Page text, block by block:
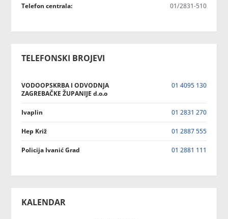
Telefon centrala: 01/2831-510
TELEFONSKI BROJEVI
VODOOPSKRBA I ODVODNJA
ZAGREBAČKE ŽUPANIJE d.o.o
01 4095 130
Ivaplin 01 2831 270
Hep Križ 01 2887 555
Policija Ivanić Grad 01 2881 111
KALENDAR